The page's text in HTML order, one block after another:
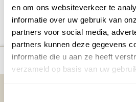
en om ons websiteverkeer te
informatie over uw gebruik van
partners voor social media,
partners kunnen deze gegevens
informatie die u aan ze heeft
verzameld op basis van uw
Deel deze pagina! DELEN OP
number_of_trips:
3
Bekijk alle reizen naar Duiken in
Rica